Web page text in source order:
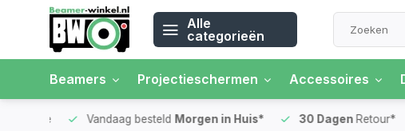
Alle
categorieën
Beamers Projectieschermen Accessoires
Vandaag besteldMorgen in Huis* 30 DagenRetour*